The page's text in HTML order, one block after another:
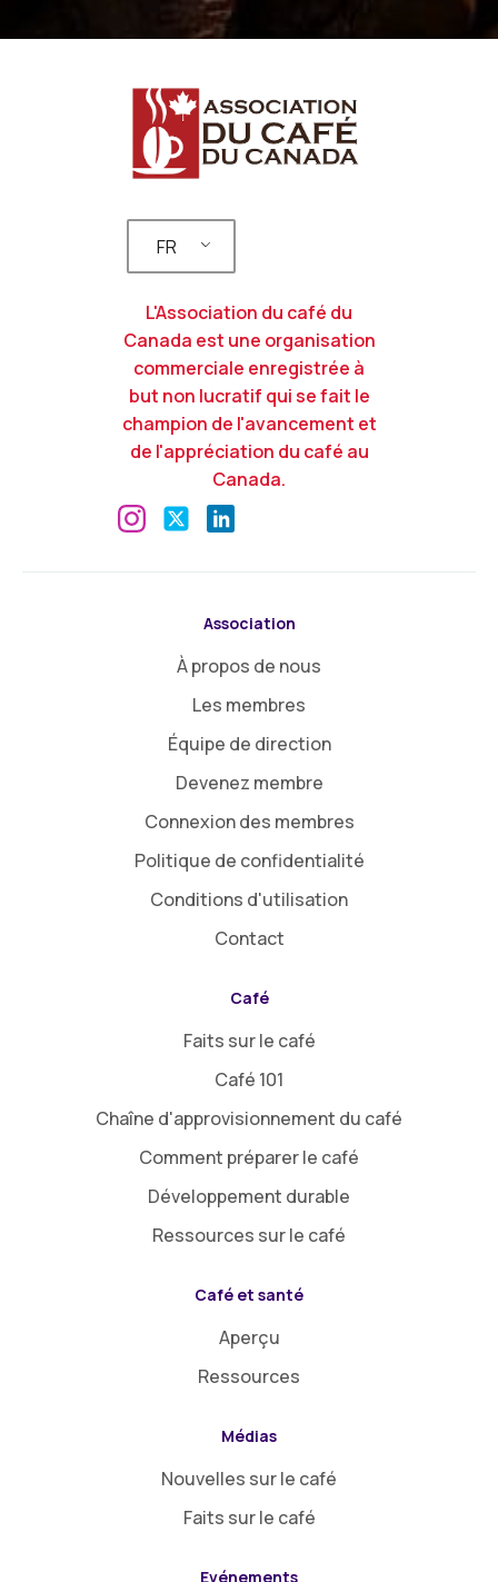
FR
L'Association du café du
Canada est une organisation
commerciale enregistrée à
but non lucratif qui se fait le
champion de l'avancement et
de l'appréciation du café au
Canada.
Association
À propos de nous
Les membres
Équipe de direction
Devenez membre
Connexion des membres
Politique de confidentialité
Conditions d'utilisation
Contact
Café
Faits sur le café
Café 101
Chaîne d'approvisionnement du café
Comment préparer le café
Développement durable
Ressources sur le café
Café et santé
Aperçu
Ressources
Médias
Nouvelles sur le café
Faits sur le café
Evénements